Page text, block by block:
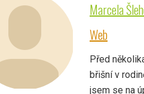
Marcela
Web
Před
břišní v
jsem se na